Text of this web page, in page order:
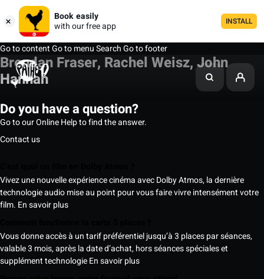
Book easily
with our free app
INSTALL
Go to contentGo to menuSearchGo to footer
Brendan Fraser, Rachel Weisz, John
Hannah
Do you have a question?
Go to our Online Help to find the answer.
Contact us
Vivez une nouvelle expérience cinéma avec Dolby Atmos, la dernière
technologie audio mise au point pour vous faire vivre intensément votre
film. En savoir plus
Vous donne accès à un tarif préférentiel jusqu’à 3 places par séances,
valable 3 mois, après la date d’achat, hors séances spéciales et
supplément technologieEn savoir plus